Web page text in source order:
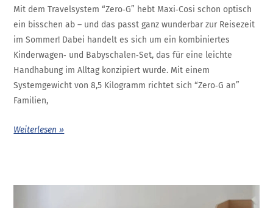
Mit dem Travelsystem “Zero‑G” hebt Maxi‑Cosi schon optisch
ein bisschen ab – und das passt ganz wunderbar zur Reisezeit
im Sommer! Dabei handelt es sich um ein kombiniertes
Kinderwagen‑ und Babyschalen‑Set, das für eine leichte
Handhabung im Alltag konzipiert wurde. Mit einem
Systemgewicht von 8,5 Kilogramm richtet sich “Zero‑G an”
Familien,
Weiterlesen »